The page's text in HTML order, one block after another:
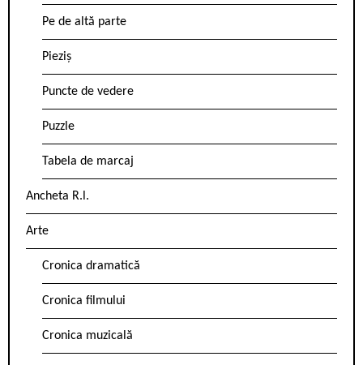
Pe de altă parte
Pieziș
Puncte de vedere
Puzzle
Tabela de marcaj
Ancheta R.l.
Arte
Cronica dramatică
Cronica filmului
Cronica muzicală